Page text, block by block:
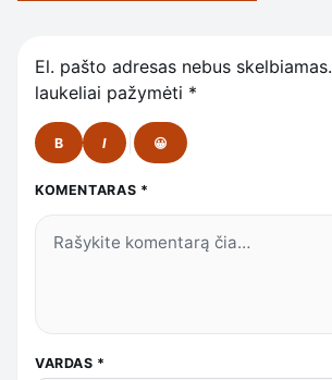
El. pašto adresas nebus skelbiamas.
laukeliai pažymėti *
B I 😀
KOMENTARAS *
VARDAS *